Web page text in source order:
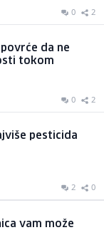
0 2
da ne
tokom
0 2
pesticida
2 0
vam može